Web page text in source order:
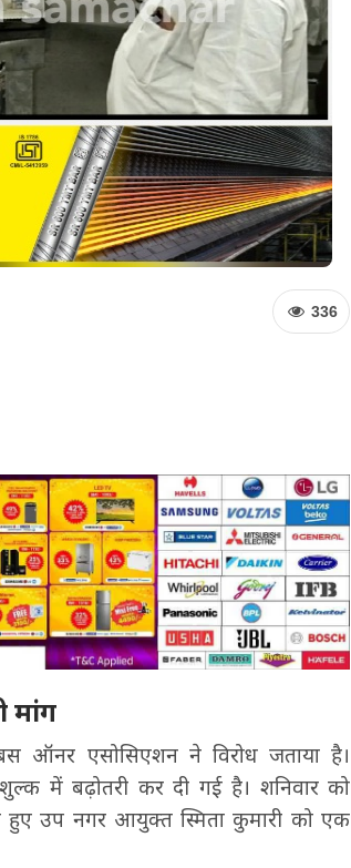
336
मांग
ऑनर एसोसिएशन ने विरोध जताया है।
में बढ़ोतरी कर दी गई है। शनिवार को
हुए उप नगर आयुक्त स्मिता कुमारी को एक